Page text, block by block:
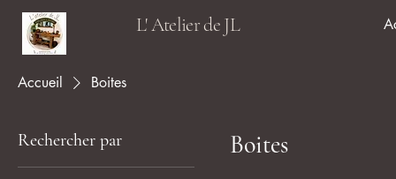
L' Atelier de JL
Accueil Boites
Rechercher par Boites